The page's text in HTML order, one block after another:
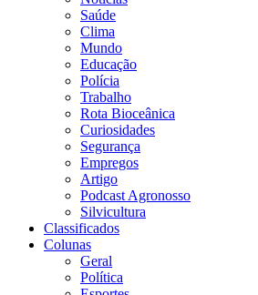
Saúde
Clima
Mundo
Educação
Polícia
Trabalho
Rota Bioceânica
Curiosidades
Segurança
Empregos
Artigo
Podcast Agronosso
Silvicultura
Classificados
Colunas
Geral
Política